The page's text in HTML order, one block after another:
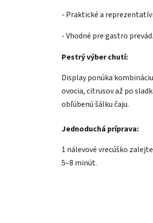
- Praktické a
- Vhodné pre gastro
Pestrý výber chutí:
Display ponúka
ovocia, citrusov až po
obľúbenú šálku čaju.
Jednoduchá príprava:
1 nálevové vrecúško
5–8 minút.